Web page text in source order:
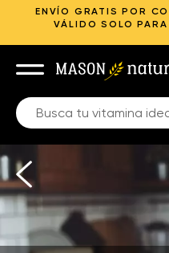
ENVÍO GRATIS POR
VÁLIDO SOLO